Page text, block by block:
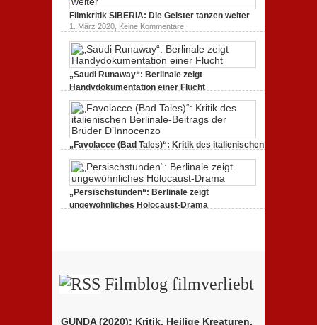
BERLIN
ALEXANDERPLATZ:
Neuauflage
eines
Jahrhundertwerks
Filmkritik SIBERIA: Die Geister tanzen weiter
1. März 2020, Keine Kommentarezu
Filmkritik
SIBERIA:
Die
Geister
tanzen
weiter
„Saudi Runaway“: Berlinale zeigt
Handydokumentation einer Flucht
„Saudi
Runaway“:
Berlinale
Handydokumentation
einer
„Favolacce (Bad Tales)“: Kritik des italienischen
Berlinale-Beitrags der Brüder D’Innocenzo
25. Februar 2020,Keine Kommentarezu
„Favolacce
(Bad
Tales)“:
Kritik
des
„Persischstunden“: Berlinale zeigt
ungewöhnliches Holocaust-Drama
Filmblog filmverliebt
GUNDA (2020): Kritik. Heilige Kreaturen,